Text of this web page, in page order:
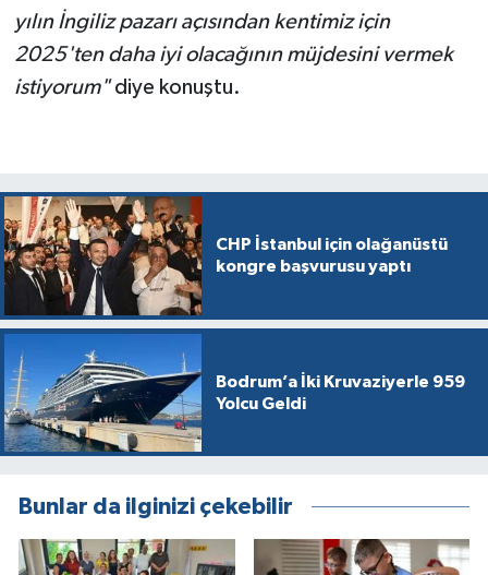
yılın İngiliz pazarı açısından kentimiz için
2025'ten daha iyi olacağının müjdesini vermek
istiyorum"diye konuştu.
CHP İstanbul için olağanüstü
kongre başvurusu yaptı
Bodrum’a İki Kruvaziyerle 959
Yolcu Geldi
Bunlar da ilginizi çekebilir